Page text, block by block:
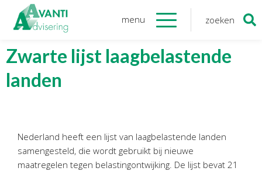
menu zoeken
Organisatie
Onze medewerkers
Sponsoring
Vacatures
Zoeken
naar:
Zwarte lijst laagbelastende
landen
Nederland heeft een lijst van laagbelastende landen
samengesteld, die wordt gebruikt bij nieuwe
maatregelen tegen belastingontwijking. De lijst bevat 21